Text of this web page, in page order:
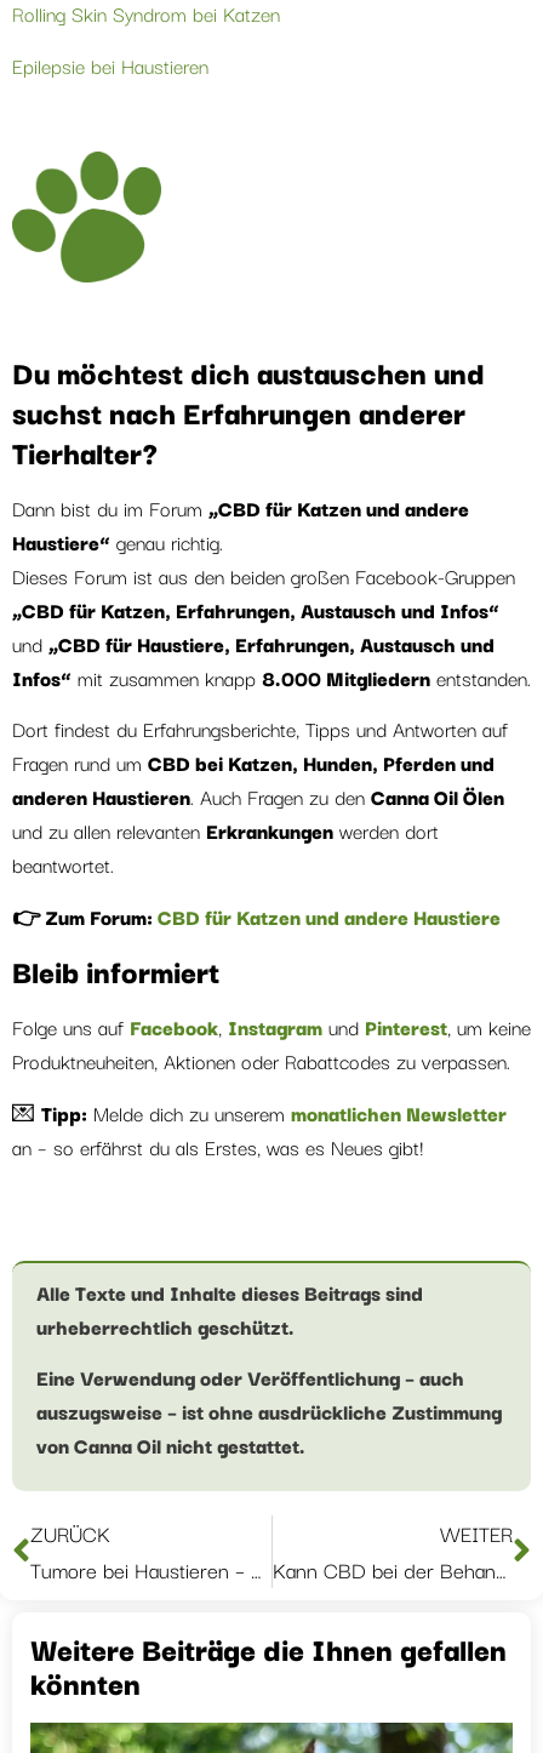
Rolling Skin Syndrom bei Katzen
Epilepsie bei Haustieren
Du möchtest dich austauschen und
suchst nach Erfahrungen anderer
Tierhalter?
Dann bist du im Forum „CBD für Katzen und andere
Haustiere“ genau richtig.
Dieses Forum ist aus den beiden großen Facebook-Gruppen
„CBD für Katzen, Erfahrungen, Austausch und Infos“
und„CBD für Haustiere, Erfahrungen, Austausch und
Infos“ mit zusammen knapp8.000 Mitgliedernentstanden.
Dort findest du Erfahrungsberichte, Tipps und Antworten auf
Fragen rund um CBD bei Katzen, Hunden, Pferden und
anderen Haustieren. Auch Fragen zu denCanna Oil Ölen
und zu allen relevanten Erkrankungenwerden dort
beantwortet.
👉 Zum Forum:CBD für Katzen und andere Haustiere
Bleib informiert
Folge uns auf Facebook, Instagramund Pinterest, um keine
Produktneuheiten, Aktionen oder Rabattcodes zu verpassen.
💌 Tipp: Melde dich zu unserem monatlichen Newsletter
an – so erfährst du als Erstes, was es Neues gibt!
Alle Texte und Inhalte dieses Beitrags sind
urheberrechtlich geschützt.
Eine Verwendung oder Veröffentlichung – auch
auszugsweise – ist ohne ausdrückliche Zustimmung
von Canna Oil nicht gestattet.
ZURÜCK
Tumore bei Haustieren – Wie kann CBD-Öl unterstützen?
WEITER
Kann CBD bei der Behandlung von Allergien helfen?
Weitere Beiträge die Ihnen gefallen
könnten